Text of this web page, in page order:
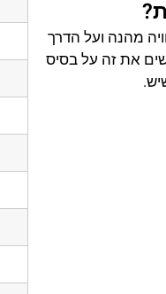
מהנה ועל הדרך
את זה על בסיס